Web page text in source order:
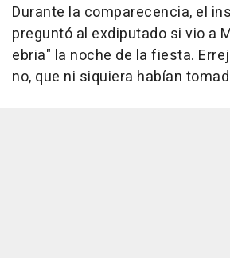
Durante la comparecencia, el
preguntó al exdiputado si vio a
ebria" la noche de la fiesta.
no, que ni siquiera habían